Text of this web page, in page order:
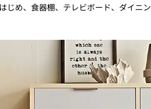
め、食器棚、テレビボード、ダイニ